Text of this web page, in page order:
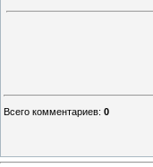
Всего комментариев: 0